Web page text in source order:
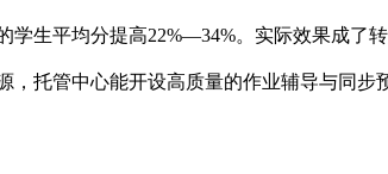
生平均分提高22%—34%。实际效果成了转
托管中心能开设高质量的作业辅导与同步